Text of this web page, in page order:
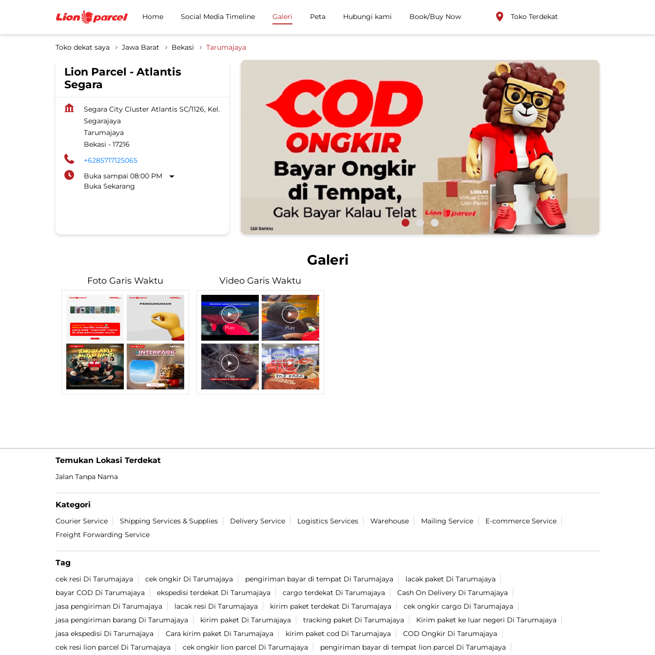
Home Social Media Timeline Galeri Peta Hubungi kami Book/Buy Now Toko Terdekat
Toko dekat saya Jawa Barat Bekasi Tarumajaya
Lion Parcel - Atlantis
Segara
Segara City Cluster Atlantis SC/1126, Kel.
Segarajaya
Tarumajaya
Bekasi - 17216
+6285717125065
Buka sampai 08:00 PM
Buka Sekarang
Galeri
Foto Garis Waktu Video Garis Waktu
Temukan Lokasi Terdekat
Jalan Tanpa Nama
Kategori
Courier Service Shipping Services & Supplies Delivery Service Logistics Services Warehouse Mailing Service
E-commerce Service
Freight Forwarding Service
Tag
cek resi Di Tarumajaya cek ongkir Di Tarumajaya pengiriman bayar di tempat Di Tarumajaya
lacak paket Di Tarumajaya
bayar COD Di Tarumajaya
ekspedisi terdekat Di Tarumajaya cargo terdekat Di Tarumajaya
Cash On Delivery Di Tarumajaya
jasa pengiriman Di Tarumajaya
lacak resi Di Tarumajaya kirim paket terdekat Di Tarumajaya
cek ongkir cargo Di Tarumajaya
jasa pengiriman barang Di Tarumajaya
kirim paket Di Tarumajaya tracking paket Di Tarumajaya
Kirim paket ke luar negeri Di Tarumajaya
jasa ekspedisi Di Tarumajaya
Cara kirim paket Di Tarumajaya kirim paket cod Di Tarumajaya
COD Ongkir Di Tarumajaya
cek resi lion parcel Di Tarumajaya
cek ongkir lion parcel Di Tarumajaya pengiriman bayar di tempat lion parcel Di Tarumajaya